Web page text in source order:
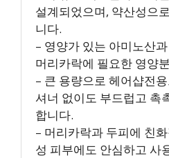
설계되었으며, 약산성으
니다.
– 영양가 있는 아미노산
머리카락에 필요한 영양
– 큰 용량으로 헤어샵전
셔너 없이도 부드럽고 촉
합니다.
– 머리카락과 두피에 친
성 피부에도 안심하고 사